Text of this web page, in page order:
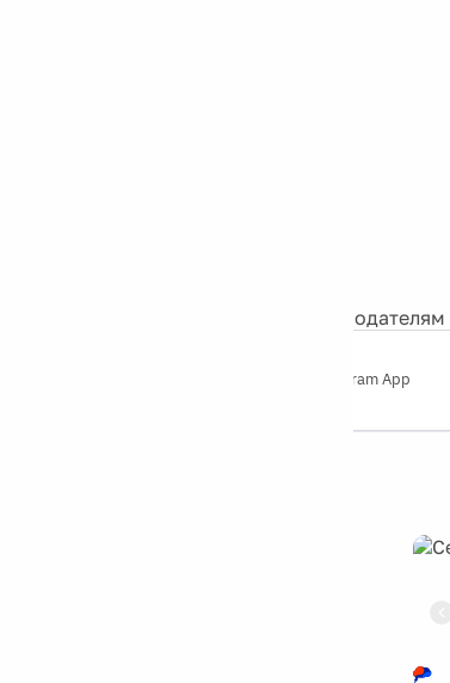
Рекламодателям
Telegram App